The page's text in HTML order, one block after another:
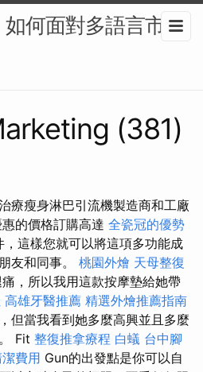
何面對多語言市
(381)
療瘦身淋巴引流機製造商和工廠
的價格訂購高達 全瓷冠的優勢
，這樣您就可以將這項多功能成
友和同事。 桃園外燴 天母整復
，所以我用這款按摩墊給她帶
高雄牙醫推薦 精選外燴推薦指南
但當我看到她多麼高興並且多麼
Fit 整復推拿療程 白蟻 台中腳
費用 Gun的出發點是你可以自